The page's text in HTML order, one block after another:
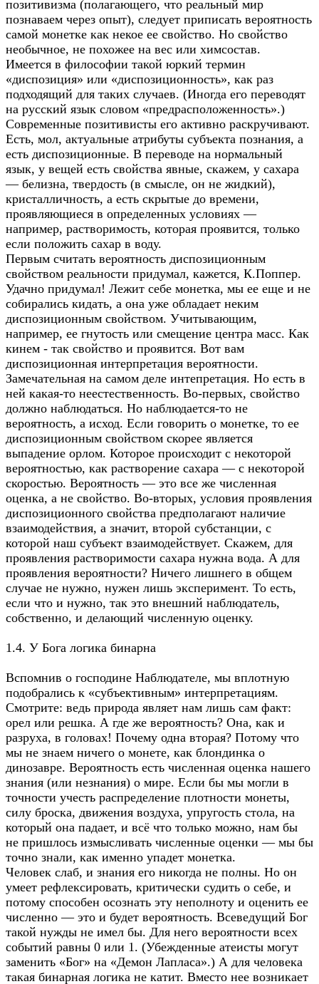
позитивизма (полагающего, что реальный мир
познаваем через опыт), следует приписать вероятность
самой монетке как некое ее свойство. Но свойство
необычное, не похожее на вес или химсостав.
Имеется в философии такой юркий термин
«диспозиция» или «диспозиционность», как раз
подходящий для таких случаев. (Иногда его переводят
на русский язык словом «предрасположенность».)
Современные позитивисты его активно раскручивают.
Есть, мол, актуальные атрибуты субъекта познания, а
есть диспозиционные. В переводе на нормальный
язык, у вещей есть свойства явные, скажем, у сахара
— белизна, твердость (в смысле, он не жидкий),
кристалличность, а есть скрытые до времени,
проявляющиеся в определенных условиях —
например, растворимость, которая проявится, только
если положить сахар в воду.
Первым считать вероятность диспозиционным
свойством реальности придумал, кажется, К.Поппер.
Удачно придумал! Лежит себе монетка, мы ее еще и не
собирались кидать, а она уже обладает неким
диспозиционным свойством. Учитывающим,
например, ее гнутость или смещение центра масс. Как
кинем - так свойство и проявится. Вот вам
диспозиционная интерпретация вероятности.
Замечательная на самом деле интепретация. Но есть в
ней какая-то неестественность. Во-первых, свойство
должно наблюдаться. Но наблюдается-то не
вероятность, а исход. Если говорить о монетке, то ее
диспозиционным свойством скорее является
выпадение орлом. Которое происходит с некоторой
вероятностью, как растворение сахара — с некоторой
скоростью. Вероятность — это все же численная
оценка, а не свойство. Во-вторых, условия проявления
диспозиционного свойства предполагают наличие
взаимодействия, а значит, второй субстанции, с
которой наш субъект взаимодействует. Скажем, для
проявления растворимости сахара нужна вода. А для
проявления вероятности? Ничего лишнего в общем
случае не нужно, нужен лишь эксперимент. То есть,
если что и нужно, так это внешний наблюдатель,
собственно, и делающий численную оценку.
1.4. У Бога логика бинарна
Вспомнив о господине Наблюдателе, мы вплотную
подобрались к «субъективным» интерпретациям.
Смотрите: ведь природа являет нам лишь сам факт:
орел или решка. А где же вероятность? Она, как и
разруха, в головах! Почему одна вторая? Потому что
мы не знаем ничего о монете, как блондинка о
динозавре. Вероятность есть численная оценка нашего
знания (или незнания) о мире. Если бы мы могли в
точности учесть распределение плотности монеты,
силу броска, движения воздуха, упругость стола, на
который она падает, и всё что только можно, нам бы
не пришлось измысливать численные оценки — мы бы
точно знали, как именно упадет монетка.
Человек слаб, и знания его никогда не полны. Но он
умеет рефлексировать, критически судить о себе, и
потому способен осознать эту неполноту и оценить ее
численно — это и будет вероятность. Всеведущий Бог
такой нужды не имел бы. Для него вероятности всех
событий равны 0 или 1. (Убежденные атеисты могут
заменить «Бог» на «Демон Лапласа».) А для человека
такая бинарная логика не катит. Вместо нее возникает